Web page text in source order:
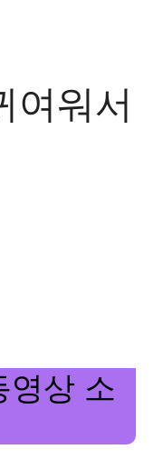
여워서
영상 소